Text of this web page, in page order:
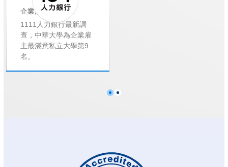
企業滿意度高
1111人力銀行最新調
查，中華大學為企業雇
主最滿意私立大學第9
名。